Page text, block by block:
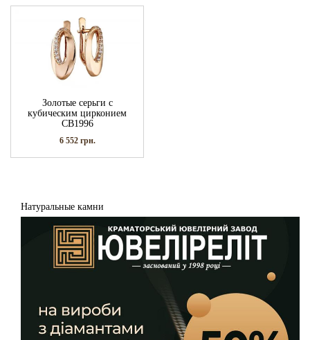
Золотые серьги с
кубическим цирконием
СВ1996
6 552 грн.
Натуральные камни